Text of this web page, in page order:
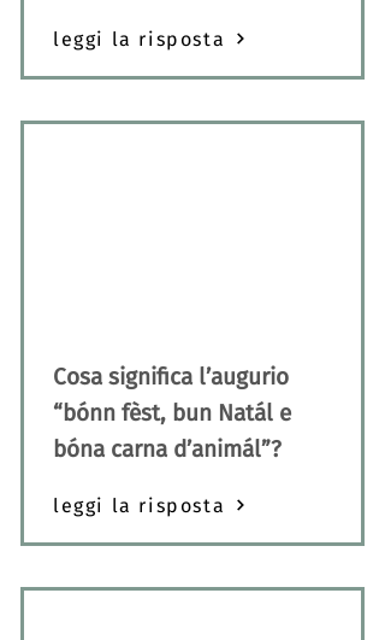
leggi la risposta
Cosa significa l’augurio
“bónn fèst, bun Natál e
bóna carna d’animál”?
leggi la risposta